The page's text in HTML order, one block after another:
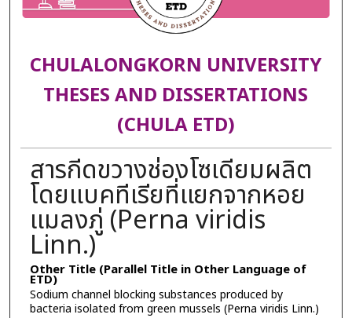
CHULALONGKORN UNIVERSITY
THESES AND DISSERTATIONS
(CHULA ETD)
สารกีดขวางช่องโซเดียมผลิต
โดยแบคทีเรียที่แยกจากหอย
แมลงภู่ (Perna viridis
Linn.)
Other Title (Parallel Title in Other Language of
ETD)
Sodium channel blocking substances produced by
bacteria isolated from green mussels (Perna viridis Linn.)